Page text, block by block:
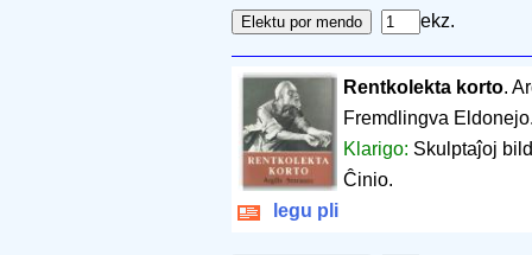
ekz.
Rentkolekta korto.
Fremdlingva
Klarigo: Skulptaĵoj
Ĉinio.
legu pli